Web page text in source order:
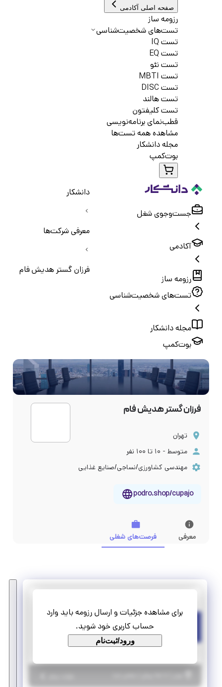
صفحه اصلی آکادمی
رزومه ساز
تست‌های شخصیت‌شناسی
تست IQ
تست EQ
تست نئو
تست MBTI
تست DISC
تست هالند
تست کلیفتون
قطب‌نمای برنامه‌نویسی
مشاهده همه تست‌ها
مجله دانشکار
بوت‌کمپ
جست‌و‌جوی شغل
آکادمی
رزومه ساز
تست‌های شخصیت‌شناسی
مجله دانشکار
بوت‌کمپ
دانشکار
معرفی شرکت‌ها
فرزان گستر هدیش فام
فرزان گستر هدیش فام
تهران
متوسط - ۱۰ تا ۱۰۰ نفر
مهندسی کشاورزی/نساجی/صنایع غذایی
podro.shop/cupajo
معرفی فرصت‌های شغلی
برای مشاهده جزئیات و ارسال رزومه باید وارد
حساب کاربری خود شوید.
ورود/ثبت‌نام
کارآموز امور دفتری
تمام وقت
کارآموزی منجر ‌به استخدام